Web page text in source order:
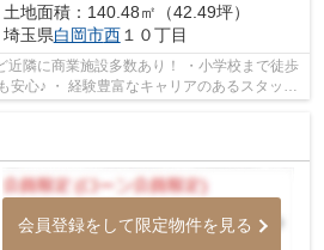
土地面積：140.48㎡（42.49坪）
埼玉県白岡市西１０丁目
近隣に商業施設多数あり！ ・小学校まで徒歩
リアのあるスタッフ
け致します。お子...
会員登録をして限定物件を見る